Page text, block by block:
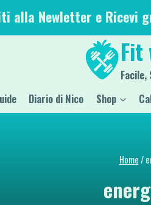
alla Newletter e Ricevi
Fit
Facile,
Diario di Nico Shop
Home/